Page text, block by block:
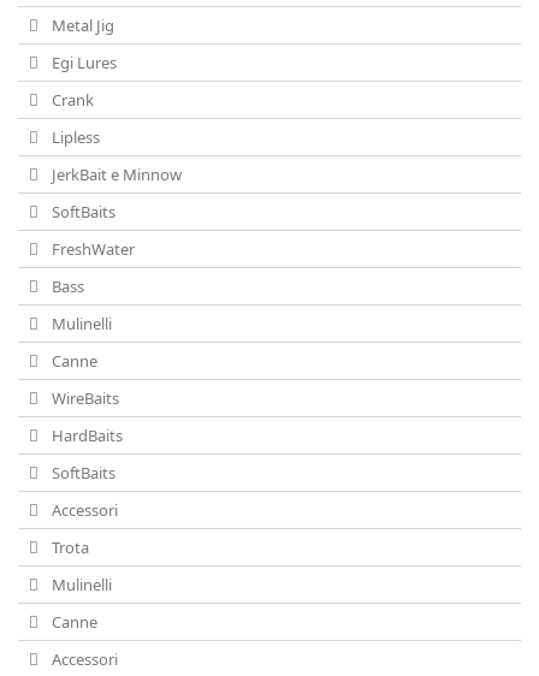
Metal Jig
Egi Lures
Crank
Lipless
JerkBait e Minnow
SoftBaits
FreshWater
Bass
Mulinelli
Canne
WireBaits
HardBaits
SoftBaits
Accessori
Trota
Mulinelli
Canne
Accessori